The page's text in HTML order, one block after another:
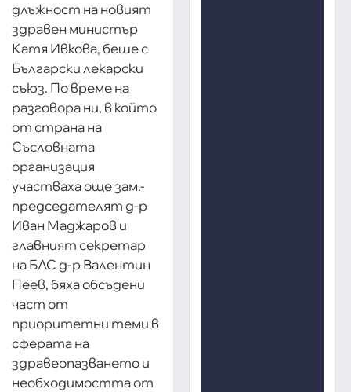
длъжност на новият
здравен министър
Катя Ивкова, беше с
Български лекарски
съюз. По време на
разговора ни, в който
от страна на
Съсловната
организация
участваха още зам.-
председателят д-р
Иван Маджаров и
главният секретар
на БЛС д-р Валентин
Пеев, бяха обсъдени
част от
приоритетни теми в
сферата на
здравеопазването и
необходимостта от